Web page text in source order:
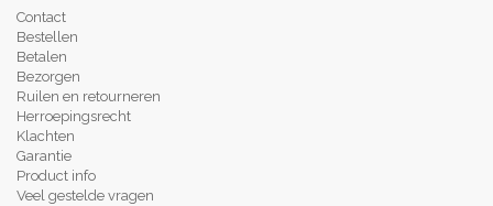
Contact
Bestellen
Betalen
Bezorgen
Ruilen en retourneren
Herroepingsrecht
Klachten
Garantie
Product info
Veel gestelde vragen